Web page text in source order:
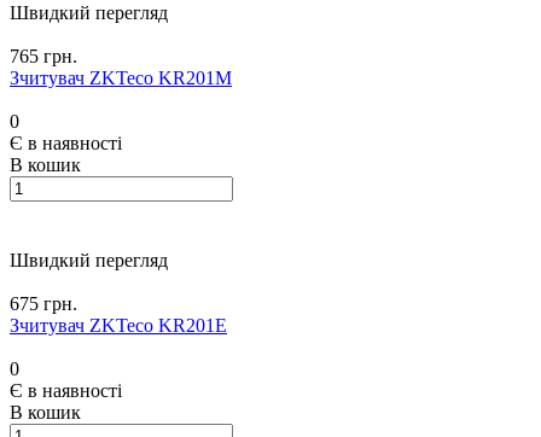
Швидкий перегляд
765 грн.
Зчитувач ZKTeco KR201M
0
Є в наявності
В кошик
Швидкий перегляд
675 грн.
Зчитувач ZKTeco KR201E
0
Є в наявності
В кошик